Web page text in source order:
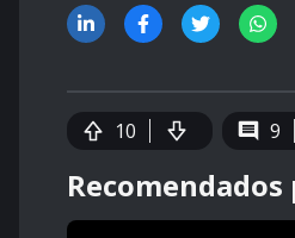
10 9
Recomendados